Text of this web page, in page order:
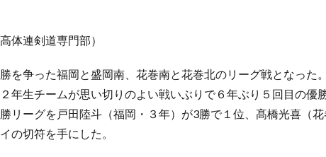
体連剣道専門部）
を争った福岡と盛岡南、花巻南と花巻北のリーグ戦となった
年生チームが思い切りのよい戦いぶりで６年ぶり５回目の優
リーグを戸田陸斗（福岡・３年）が3勝で１位、髙橋光喜（
の切符を手にした。